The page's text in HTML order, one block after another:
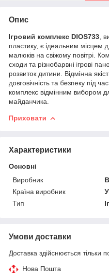
Опис
Ігровий комплекс DIOS733 ,
пластику, є ідеальним місцем
малюків на свіжому повітрі.
сходи та різнобарвні ігрові
розвиток дитини. Відмінна
довговічність та безпеку під
комплекс відмінним вибором
майданчика.
Приховати
Характеристики
Основні
Виробник
Країна виробник
Тип
Умови доставки
Доставка здійснюється тільки
Нова Пошта